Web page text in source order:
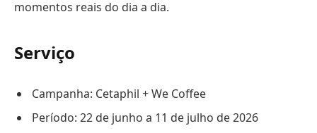
momentos reais do dia a dia.
Serviço
Campanha: Cetaphil + We Coffee
Período: 22 de junho a 11 de julho de 2026